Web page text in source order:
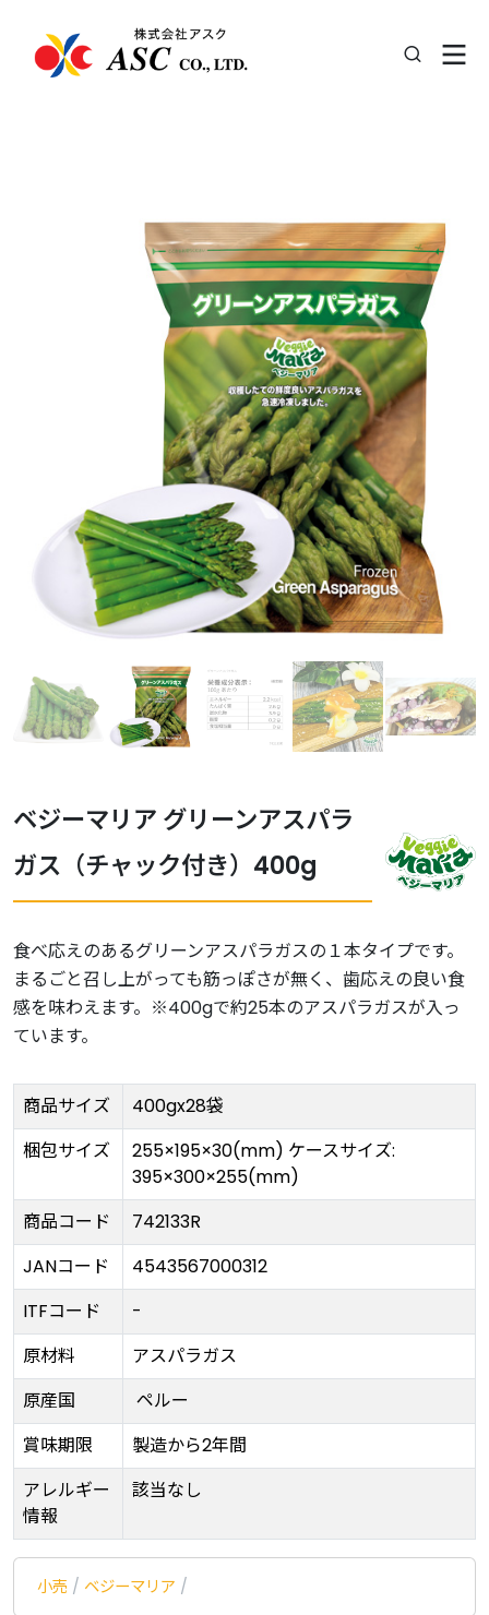
ベジーマリア グリーンアスパラ
ガス（チャック付き）400g
食べ応えのあるグリーンアスパラガスの１本タイプです。
まるごと召し上がっても筋っぽさが無く、歯応えの良い食
感を味わえます。※400gで約25本のアスパラガスが入っ
ています。
商品サイズ
400gx28袋
梱包サイズ
255×195×30(mm) ケースサイズ:
395×300×255(mm)
商品コード
742133R
JANコード
4543567000312
ITFコード
-
原材料
アスパラガス
原産国
ペルー
賞味期限
製造から2年間
アレルギー
情報
該当なし
小売 / ベジーマリア /